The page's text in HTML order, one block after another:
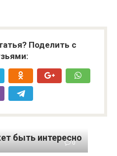
Поделить с
быть интересно
0